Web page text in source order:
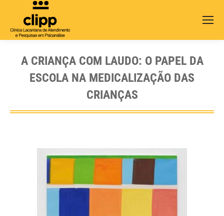
A CRIANÇA COM LAUDO: O PAPEL DA
ESCOLA NA MEDICALIZAÇÃO DAS
CRIANÇAS